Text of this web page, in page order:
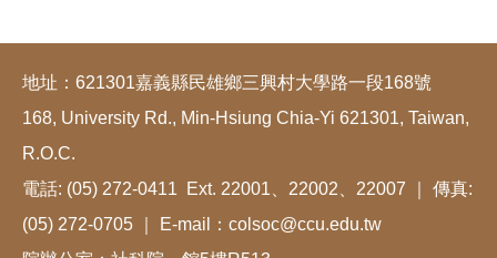
地址：621301嘉義縣民雄鄉三興村大學路一段168號
168, University Rd., Min-Hsiung Chia-Yi 621301, Taiwan,
R.O.C.
電話: (05) 272-0411 Ext. 22001、22002、22007 ｜ 傳真:
(05) 272-0705 ｜ E-mail：colsoc@ccu.edu.tw